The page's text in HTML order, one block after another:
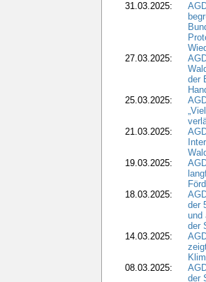
31.03.2025:
27.03.2025:
der
25.03.2025:
21.03.2025:
19.03.2025:
18.03.2025:
der
und
der
14.03.2025:
08.03.2025:
der